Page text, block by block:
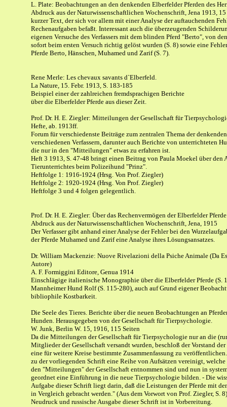
L. Plate: Beobachtungen an den denkenden Elberfelder Pferden des
Abdruck aus der Naturwissenschaftlichen Wochenschrift, Jena 1913,
kurzer Text, der sich vor allem mit einer Analyse der auftauchenden
Rechenaufgaben befaßt. Interessant auch die überzeugenden
eigenen Versuche des Verfassers mit dem blinden Pferd "Berto", von
sofort beim ersten Versuch richtig gelöst wurden (S. 8) sowie eine
Pferde Berto, Hänschen, Muhamed und Zarif (S. 7).
Rene Merle: Les chevaux savants d`Elberfeld.
La Nature, 15. Febr. 1913, S. 183-185
Beispiel einer der zahlreichen fremdsprachigen Berichte
über die Elberfelder Pferde aus dieser Zeit.
Prof. Dr. H. E. Ziegler: Mitteilungen der Gesellschaft für
Hefte, ab. 1913ff.
Forum für verschiedenste Beiträge zum zentralen Thema der
verschiedenen Verfassern, darunter auch Berichte von unterrichteten
die nur in den "Mitteilungen" etwas zu erfahren ist.
Heft 3 1913, S. 47-48 bringt einen Beitrag von Paula Moekel über den
Tierunterrichtes beim Polizeihund "Prinz".
Heftfolge 1: 1916-1924 (Hrsg. Von Prof. Ziegler)
Heftfolge 2: 1920-1924 (Hrsg. Von Prof. Ziegler)
Heftfolge 3 und 4 folgen gelegentlich.
Prof. Dr. H. E. Ziegler: Über das Rechenvermögen der Elberfelder
Abdruck aus der Naturwissenschaftlichen Wochenschrift, Jena, 1915
Der Verfasser gibt anhand einer Analyse der Fehler bei den
der Pferde Muhamed und Zarif eine Analyse ihres Lösungsansatzes.
Dr. William Mackenzie: Nuove Rivelazioni della Psiche Animale (Da
Autore)
A. F. Formiggini Editore, Genua 1914
Einschlägige italienische Monographie über die Elberfelder Pferde (S.
Mannheimer Hund Rolf (S. 115-280), auch auf Grund eigener
bibliophile Kostbarkeit.
Die Seele des Tieres. Berichte über die neuen Beobachtungen an
Hunden. Herausgegeben von der Gesellschaft für Tierpsychologie.
W. Junk, Berlin W. 15, 1916, 115 Seiten
Da die Mitteilungen der Gesellschaft für Tierpsychologie nur an die
Mitglieder der Gesellschaft versandt wurden, beschloß der Vorstand
eine für weitere Kreise bestimmte Zusammenfassung zu
zu der vorliegenden Schrift eine Reihe von Aufsätzen vereinigt,
den "Mitteilungen" der Gesellschaft entnommen sind und nun in
geordnet eine Einführung in die neue Tierpsychologie bilden. - Die
Aufgabe dieser Schrift liegt darin, daß die Leistungen der Pferde mit
in Vergleich gebracht werden." (Aus dem Vorwort von Prof. Ziegler, S. 8)
Neudruck und russische Ausgabe dieser Schrift ist in Vorbereitung.